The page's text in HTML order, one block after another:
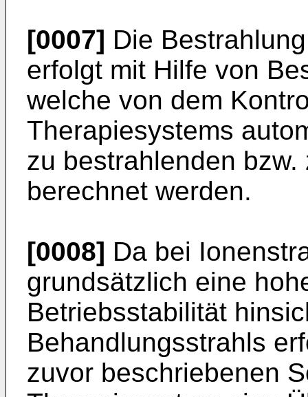
[0007] Die
erfolgt mit Hilfe von
welche von dem
Therapiesystems
zu bestrahlenden
berechnet werden.
[0008] Da bei
grundsätzlich eine
Betriebsstabilität
Behandlungsstrahls
zuvor beschriebenen